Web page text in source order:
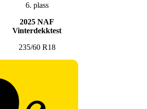
6. plass
2025 NAF
Vinterdekktest
235/60 R18